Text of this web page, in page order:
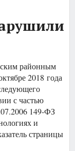
районным
2018 года
с частью
149-ФЗ
и
страницы